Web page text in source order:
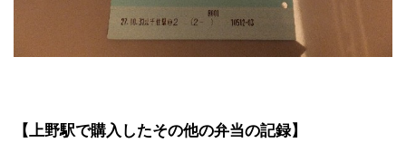
【上野駅で購入したその他の弁当の記録】